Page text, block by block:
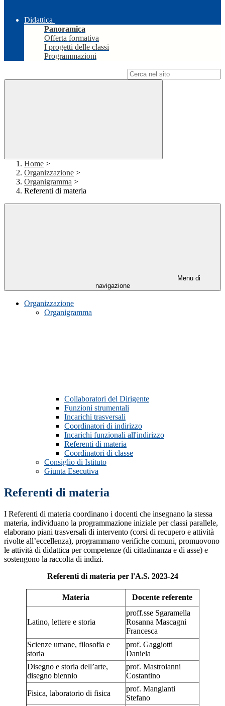
Didattica
Panoramica
Offerta formativa
I progetti delle classi
Programmazioni
Home >
Organizzazione >
Organigramma >
Referenti di materia
Menu di
navigazione
Organizzazione
Organigramma
Collaboratori del Dirigente
Funzioni strumentali
Incarichi trasversali
Coordinatori di indirizzo
Incarichi funzionali all'indirizzo
Referenti di materia
Coordinatori di classe
Consiglio di Istituto
Giunta Esecutiva
Referenti di materia
I Referenti di materia coordinano i docenti che insegnano la stessa
materia, individuano la programmazione iniziale per classi parallele,
elaborano piani trasversali di intervento (corsi di recupero e attività
rivolte all’eccellenza), programmano verifiche comuni, promuovono
le attività di didattica per competenze (di cittadinanza e di asse) e
sostengono la raccolta di indizi.
Referenti di materia per l'A.S. 2023-24
Materia Docente referente
Latino, lettere e storia
proff.sse Sgaramella
Rosanna Mascagni
Francesca
Scienze umane, filosofia e
storia
prof. Gaggiotti
Daniela
Disegno e storia dell’arte,
disegno biennio
prof. Mastroianni
Costantino
Fisica, laboratorio di fisica
prof. Mangianti
Stefano